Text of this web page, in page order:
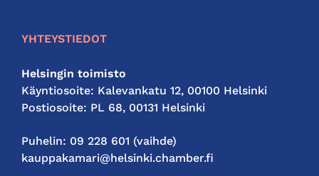
YHTEYSTIEDOT
Helsingin toimisto
Käyntiosoite: Kalevankatu 12, 00100 Helsinki
Postiosoite: PL 68, 00131 Helsinki
Puhelin: 09 228 601 (vaihde)
kauppakamari@helsinki.chamber.fi